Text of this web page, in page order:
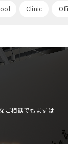
Clinic
ご相談でもまずは